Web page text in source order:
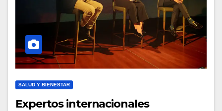
SALUD Y BIENESTAR
Expertos internacionales